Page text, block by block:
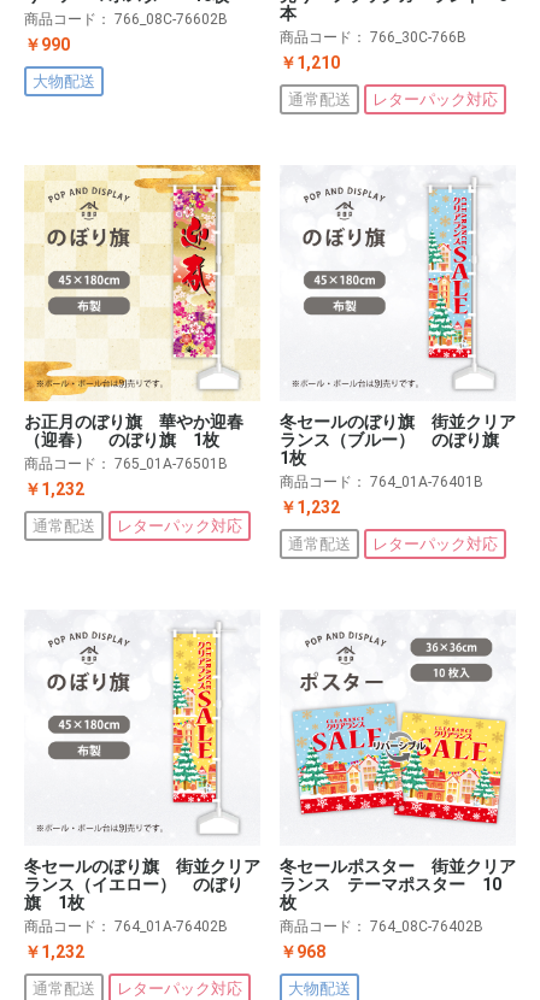
商品コード： 766_08C-76602B
￥990
大物配送
本
商品コード： 766_30C-766B
￥1,210
通常配送 レターパック対応
お正月のぼり旗 華やか迎春
（迎春） のぼり旗 1枚
商品コード： 765_01A-76501B
￥1,232
通常配送 レターパック対応
冬セールのぼり旗 街並クリア
ランス（ブルー） のぼり旗
1枚
商品コード： 764_01A-76401B
￥1,232
通常配送 レターパック対応
冬セールのぼり旗 街並クリア
ランス（イエロー） のぼり
旗 1枚
商品コード： 764_01A-76402B
￥1,232
通常配送 レターパック対応
冬セールポスター 街並クリア
ランス テーマポスター 10
枚
商品コード： 764_08C-76402B
￥968
大物配送